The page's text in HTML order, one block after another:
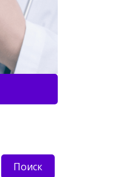
Поиск